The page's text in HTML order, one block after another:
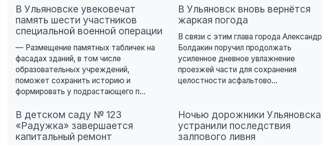
В Ульяновске увековечат
память шести участников
специальной военной операции
— Размещение памятных табличек на
фасадах зданий, в том числе
образовательных учреждений,
поможет сохранить историю и
формировать у подрастающего п...
В Ульяновск вновь вернётся
жаркая погода
В связи с этим глава города Александр
Болдакин поручил продолжать
усиленное дневное увлажнение
проезжей части для сохранения
целостности асфальтово...
В детском саду № 123
«Радужка» завершается
капитальный ремонт
Ночью дорожники Ульяновска
устранили последствия
залпового ливня